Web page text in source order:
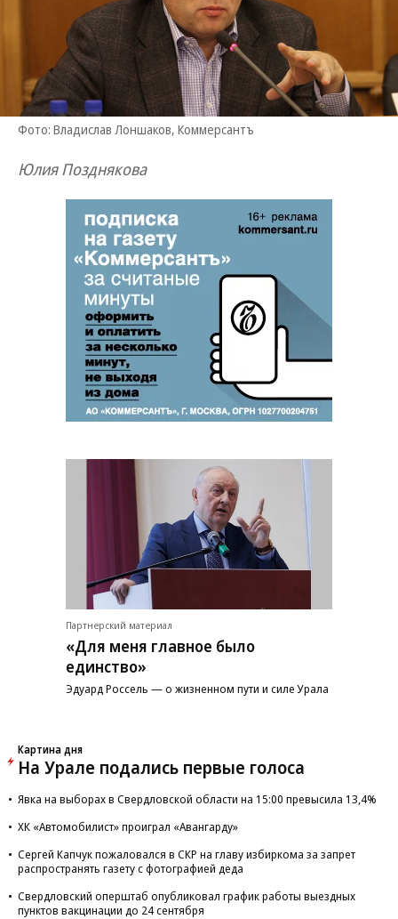
Фото: Владислав Лоншаков, Коммерсантъ
Юлия Позднякова
Партнерский материал
«Для меня главное было
единство»
Эдуард Россель — о жизненном пути и силе Урала
Картина дня
На Урале подались первые голоса
Явка на выборах в Свердловской области на 15:00 превысила 13,4%
ХК «Автомобилист» проиграл «Авангарду»
Сергей Капчук пожаловался в СКР на главу избиркома за запрет
распространять газету с фотографией деда
Свердловский оперштаб опубликовал график работы выездных
пунктов вакцинации до 24 сентября